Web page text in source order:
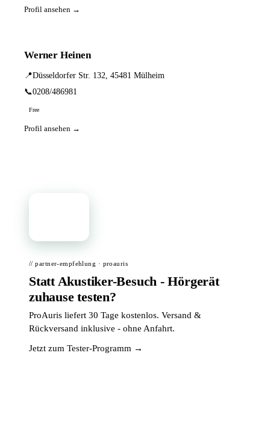
Profil ansehen →
Werner Heinen
📍Düsseldorfer Str. 132, 45481 Mülheim
📞0208/486981
Free
Profil ansehen →
// partner-empfehlung · proauris
Statt Akustiker-Besuch - Hörgerät
zuhause testen?
ProAuris liefert 30 Tage kostenlos. Versand &
Rückversand inklusive - ohne Anfahrt.
Jetzt zum Tester-Programm →